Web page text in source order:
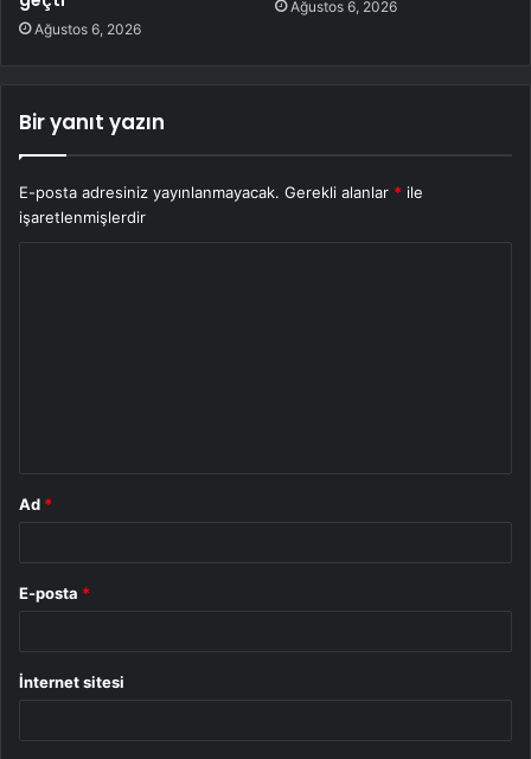
Ağustos 6, 2026
Ağustos 6, 2026
Bir yanıt yazın
E-posta adresiniz yayınlanmayacak. Gerekli alanlar * ile
işaretlenmişlerdir
Ad *
E-posta *
İnternet sitesi